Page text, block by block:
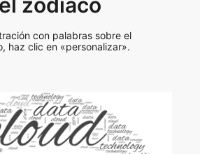
con palabras sobre el
haz clic en «personalizar».